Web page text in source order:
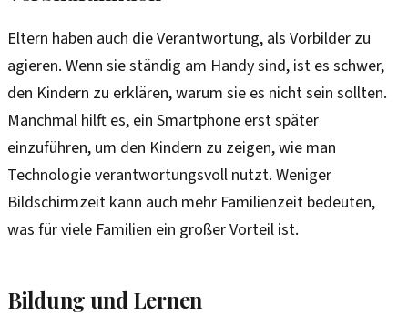
Eltern haben auch die Verantwortung, als Vorbilder zu
agieren. Wenn sie ständig am Handy sind, ist es schwer,
den Kindern zu erklären, warum sie es nicht sein sollten.
Manchmal hilft es, ein Smartphone erst später
einzuführen, um den Kindern zu zeigen, wie man
Technologie verantwortungsvoll nutzt. Weniger
Bildschirmzeit kann auch mehr Familienzeit bedeuten,
was für viele Familien ein großer Vorteil ist.
Bildung und Lernen